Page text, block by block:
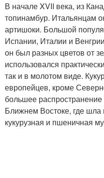
В начале XVII века, из
топинамбур. Итальянцам
артишоки. Большой
Испании, Италии и
он был разных цветов от
использовался
так и в молотом виде.
европейцев, кроме
большее
Ближнем Востоке, где
кукурузная и пшеничная